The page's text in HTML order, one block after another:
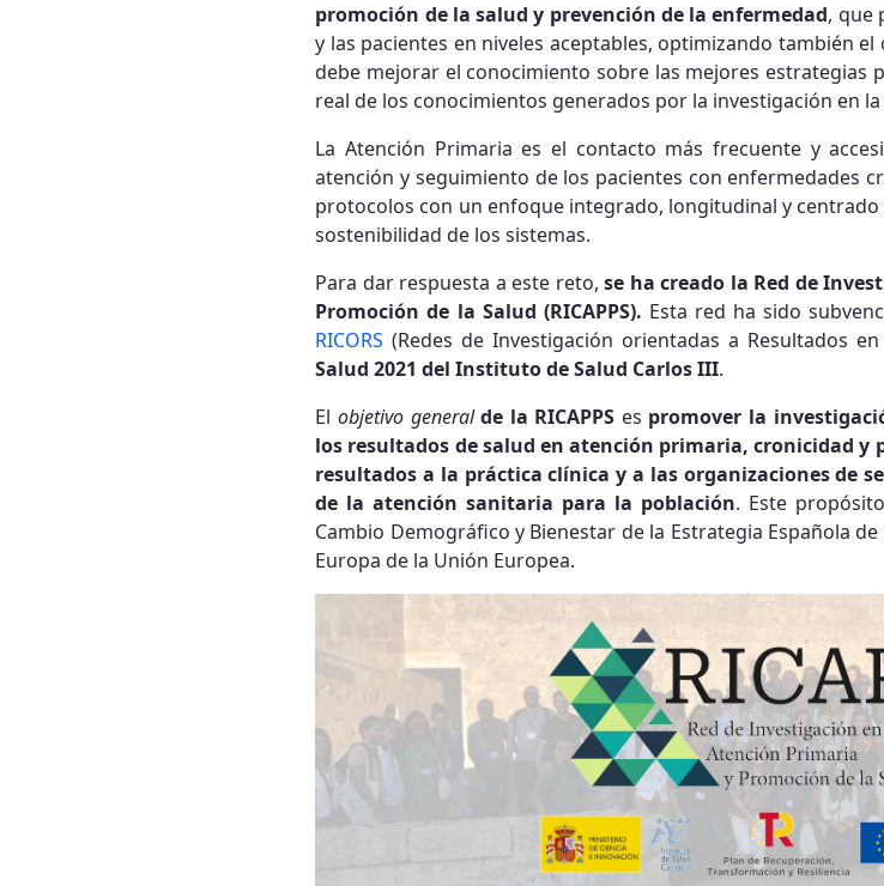
promoción de la salud y prevención de la enfermedad, que
y las pacientes en niveles aceptables, optimizando también
debe mejorar el conocimiento sobre las mejores estrategias
real de los conocimientos generados por la investigación en
La Atención Primaria es el contacto más frecuente y
atención y seguimiento de los pacientes con enfermedades
protocolos con un enfoque integrado, longitudinal y
sostenibilidad de los sistemas.
Para dar respuesta a este reto,se ha creado la Red de
Promoción de la Salud (RICAPPS). Esta red ha sido
RICORS (Redes de Investigación orientadas a Resultados
Salud 2021 del Instituto de Salud Carlos III.
El objetivo generalde la RICAPPS es promover la
los resultados de salud en atención primaria, cronicidad y
resultados a la práctica clínica y a las organizaciones de
de la atención sanitaria para la población. Este
Cambio Demográfico y Bienestar de la Estrategia Española
Europa de la Unión Europea.